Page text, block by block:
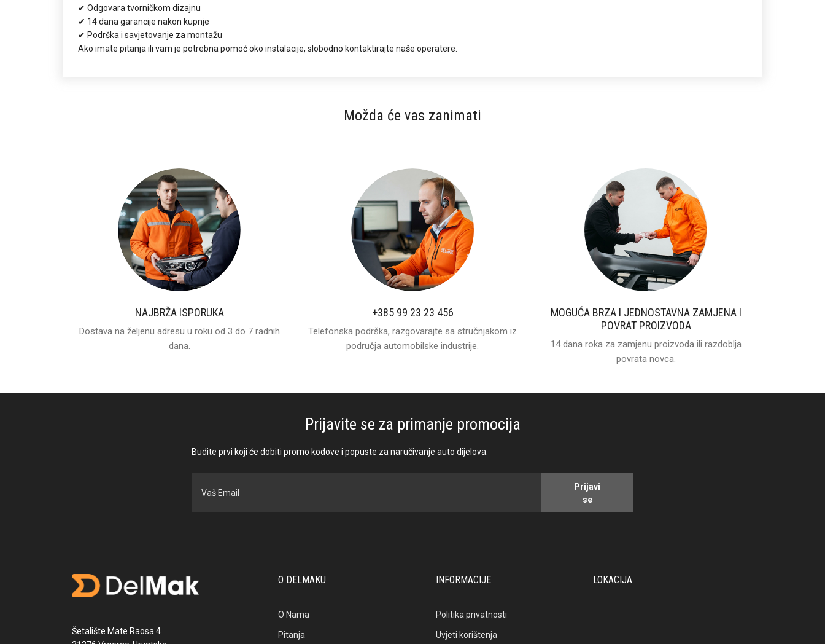
✔ Odgovara tvorničkom dizajnu
✔ 14 dana garancije nakon kupnje
✔ Podrška i savjetovanje za montažu
Ako imate pitanja ili vam je potrebna pomoć oko instalacije, slobodno kontaktirajte naše operatere.
Možda će vas zanimati
NAJBRŽA ISPORUKA
Dostava na željenu adresu u roku od 3 do 7 radnih
dana.
+385 99 23 23 456
Telefonska podrška, razgovarajte sa stručnjakom iz
područja automobilske industrije.
MOGUĆA BRZA I JEDNOSTAVNA ZAMJENA I
POVRAT PROIZVODA
14 dana roka za zamjenu proizvoda ili razdoblja
povrata novca.
Prijavite se za primanje promocija
Budite prvi koji će dobiti promo kodove i popuste za naručivanje auto dijelova.
Prijavi
se
Šetalište Mate Raosa 4
O DELMAKU
O Nama
Pitanja
INFORMACIJE
Politika privatnosti
Uvjeti korištenja
LOKACIJA